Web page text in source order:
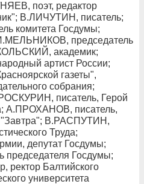
поэт, редактор
В.ЛИЧУТИН, писатель;
комитета Госдумы;
председатель
академик;
артист России;
газеты",
собрания;
писатель, Герой
А.ПРОХАНОВ, писатель,
"Завтра"; В.РАСПУТИН,
Труда;
депутат Госдумы;
Госдумы;
Балтийского
университета